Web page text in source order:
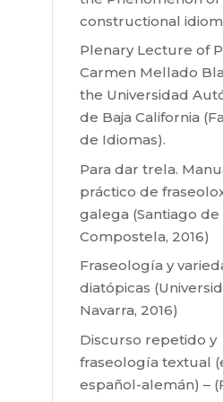
constructional
Plenary Lecture of
Carmen Mellado
the Universidad
de Baja California
de Idiomas).
Para dar trela.
práctico de
galega (Santiago de
Compostela, 2016)
Fraseología y
diatópicas
Navarra, 2016)
Discurso repetido y
fraseología textual
español-alemán) –